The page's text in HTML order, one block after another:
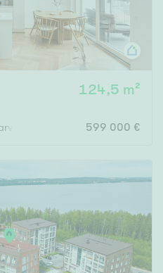
Ei uudiskohteita
Ei arvokohteita
124,5 m²
ja ranskal. parveke
599 000 €